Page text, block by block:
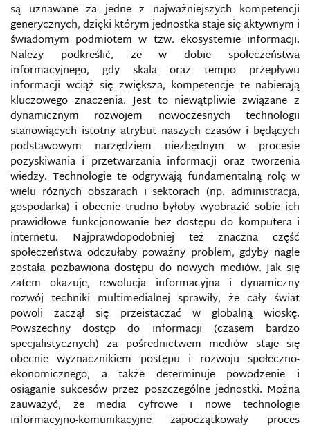
są uznawane za jedne z najważniejszych kompetencji
generycznych, dzięki którym jednostka staje się aktywnym i
świadomym podmiotem w tzw. ekosystemie informacji.
Należy podkreślić, że w dobie społeczeństwa
informacyjnego, gdy skala oraz tempo przepływu
informacji wciąż się zwiększa, kompetencje te nabierają
kluczowego znaczenia. Jest to niewątpliwie związane z
dynamicznym rozwojem nowoczesnych technologii
stanowiących istotny atrybut naszych czasów i będących
podstawowym narzędziem niezbędnym w procesie
pozyskiwania i przetwarzania informacji oraz tworzenia
wiedzy. Technologie te odgrywają fundamentalną rolę w
wielu różnych obszarach i sektorach (np. administracja,
gospodarka) i obecnie trudno byłoby wyobrazić sobie ich
prawidłowe funkcjonowanie bez dostępu do komputera i
internetu. Najprawdopodobniej też znaczna część
społeczeństwa odczułaby poważny problem, gdyby nagle
została pozbawiona dostępu do nowych mediów. Jak się
zatem okazuje, rewolucja informacyjna i dynamiczny
rozwój techniki multimedialnej sprawiły, że cały świat
powoli zaczął się przeistaczać w globalną wioskę.
Powszechny dostęp do informacji (czasem bardzo
specjalistycznych) za pośrednictwem mediów staje się
obecnie wyznacznikiem postępu i rozwoju społeczno-
ekonomicznego, a także determinuje powodzenie i
osiąganie sukcesów przez poszczególne jednostki. Można
zauważyć, że media cyfrowe i nowe technologie
informacyjno-komunikacyjne zapoczątkowały proces
INFOSFERA
INFRASTRUKTURA INFORMACYJNA
INSTAGRAM
INTEGRITY INITIATIVE
INTERNET I LOGIKA TEORII SPISKOWYCH
INŻYNIERIA SPOŁECZNA
ISACA
ISLAMSKI GLOBALNY FRONT MEDIALNY (GIMF)
IZRAELSKA KRAJOWA DYREKCJA CYBERNETYCZNA
IWAR
IWAR
KAMPANIE MEDIALNE NA RZECZ BEZPIECZEŃSTWA